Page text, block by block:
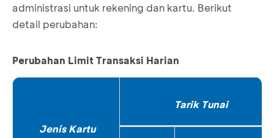
administrasi untuk rekening dan kartu. Berikut
detail perubahan:
Perubahan Limit Transaksi Harian
Jenis Kartu
Tarik Tunai